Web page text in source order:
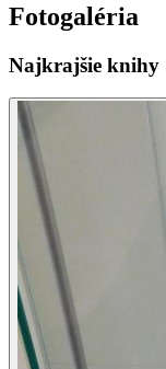
Fotogaléria
Najkrajšie knihy